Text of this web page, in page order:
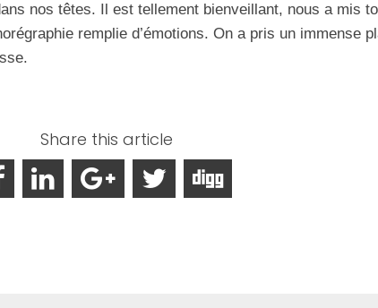
nos têtes. Il est tellement bienveillant, nous a mis
remplie d’émotions. On a pris un immense
Share this article